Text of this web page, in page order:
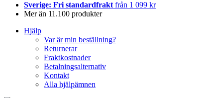
Sverige: Fri standardfrakt från 1 099 kr
Mer än 11.100 produkter
Hjälp
Var är min beställning?
Returnerar
Fraktkostnader
Betalningsalternativ
Kontakt
Alla hjälpämnen